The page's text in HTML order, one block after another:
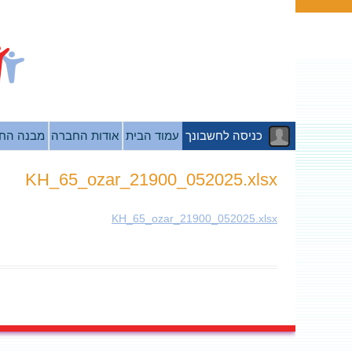
כניסה לחשבונך עמוד הבית אודות החברה מבנה
KH_65_ozar_21900_052025.xlsx
KH_65_ozar_21900_052025.xlsx